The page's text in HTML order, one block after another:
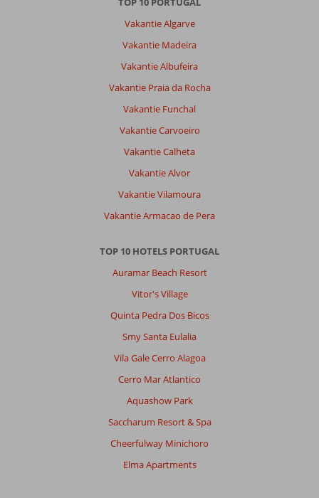
Vakantie Algarve
Vakantie Madeira
Vakantie Albufeira
Vakantie Praia da Rocha
Vakantie Funchal
Vakantie Carvoeiro
Vakantie Calheta
Vakantie Alvor
Vakantie Vilamoura
Vakantie Armacao de Pera
TOP 10 HOTELS PORTUGAL
Auramar Beach Resort
Vitor's Village
Quinta Pedra Dos Bicos
Smy Santa Eulalia
Vila Gale Cerro Alagoa
Cerro Mar Atlantico
Aquashow Park
Saccharum Resort & Spa
Cheerfulway Minichoro
Elma Apartments